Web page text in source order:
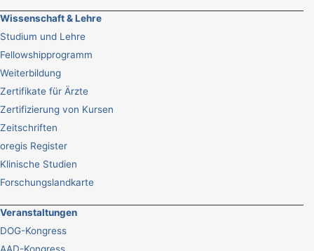
Wissenschaft & Lehre
Studium und Lehre
Fellowshipprogramm
Weiterbildung
Zertifikate für Ärzte
Zertifizierung von Kursen
Zeitschriften
oregis Register
Klinische Studien
Forschungslandkarte
Veranstaltungen
DOG-Kongress